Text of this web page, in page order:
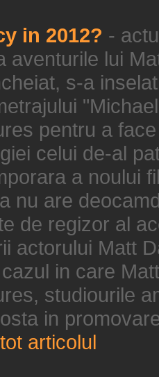
in 2012? -
aventurile lui
s-a
pentru a
celui de-al
a noului
nu are
de regizor al
actorului Matt
in care
studiourile
in
articolul